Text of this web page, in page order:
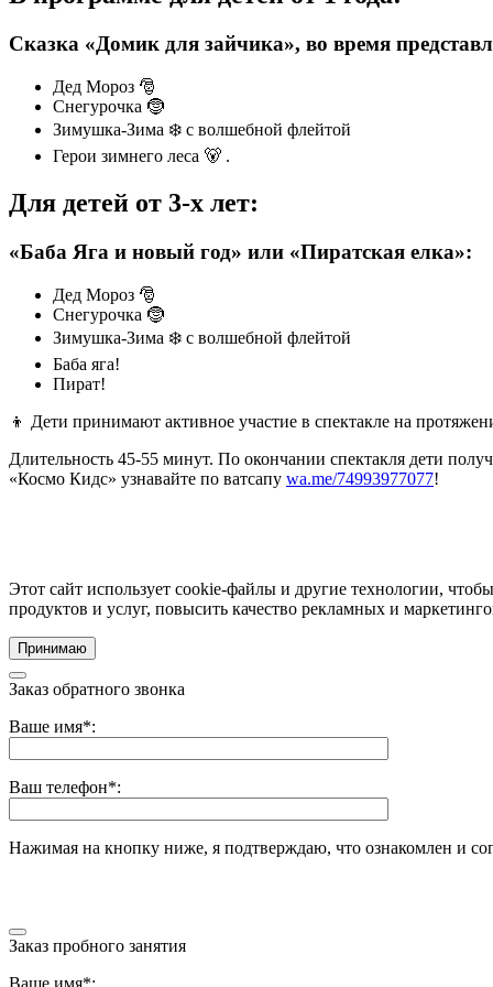
Сказка «Домик для зайчика», во время
Дед Мороз 🎅
Снегурочка 🤶
Зимушка-Зима ❄️ с волшебной флейтой
Герои зимнего леса 🐻 .
Для детей от 3-х лет:
«Баба Яга и новый год» или «Пиратская елка»:
Дед Мороз 🎅
Снегурочка 🤶
Зимушка-Зима ❄️ с волшебной флейтой
Баба яга!
Пират!
👦 Дети принимают активное участие в спектакле на
Длительность 45-55 минут. По окончании спектакля дети
«Космо Кидс» узнавайте по ватсапу wa.me/74993977077!
Этот сайт использует cookie-файлы и другие технологии,
продуктов и услуг, повысить качество рекламных и
Принимаю
Заказ обратного звонка
Оставьте это поле пустым.
Ваше имя*:
Ваш телефон*:
Нажимая на кнопку ниже, я подтверждаю, что ознакомлен и
Заказ пробного занятия
Оставьте это поле пустым.
Ваше имя*: